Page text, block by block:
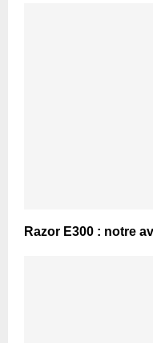
Razor E300 : notre